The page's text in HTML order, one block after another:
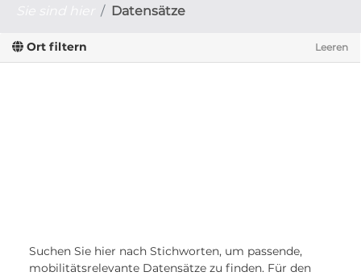
Datensätze
Ort filtern Leeren
Suchen Sie hier nach Stichworten, um passende,
mobilitätsrelevante Datensätze zu finden. Für den